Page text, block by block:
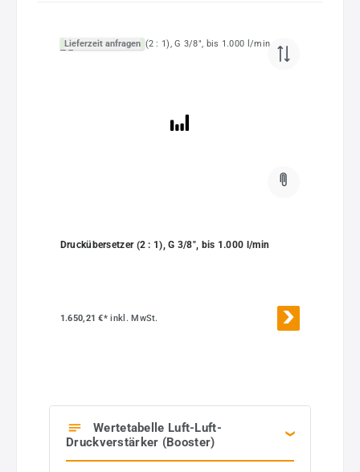
Lieferzeit anfragen
Druckübersetzer (2 : 1), G 3/8", bis 1.000 l/min
1.650,21 €*inkl. MwSt.
Wertetabelle Luft-Luft-
Druckverstärker (Booster)